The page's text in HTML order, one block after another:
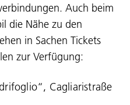
Auch beim
die Nähe zu den
in Sachen Tickets
zur Verfügung:
Cagliaristraße